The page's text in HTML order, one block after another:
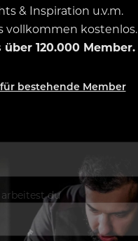
& Inspiration u.v.m.
vollkommen kostenlos.
über 120.000 Member.
bestehende Member
du